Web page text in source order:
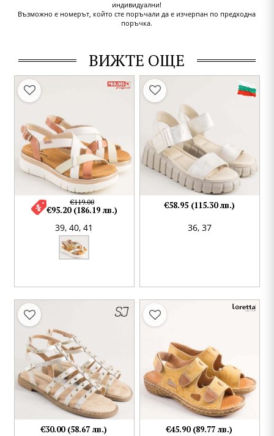
индивидуални!
Възможно е номерът, който сте поръчали да е изчерпан по предходна
поръчка.
ВИЖТЕ ОЩЕ
39,40,41
€119.00
€95.20 (186.19 лв.)
36, 37
€58.95 (115.30 лв.)
€30.00 (58.67 лв.) €45.90 (89.77 лв.)